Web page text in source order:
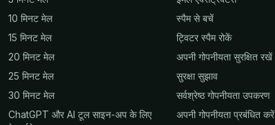
10 मिनट मेल
15 मिनट मेल
20 मिनट मेल
25 मिनट मेल
30 मिनट मेल
ChatGPT और AI टूल साइन-अप के लिए
स्पैम से बचें
ट्विटर स्पैम रोकें
अपनी गोपनीयता सुरक्षित रखें
सुरक्षा सुझाव
सर्वश्रेष्ठ गोपनीयता उपकरण
अपनी गोपनीयता प्रबंधित करें